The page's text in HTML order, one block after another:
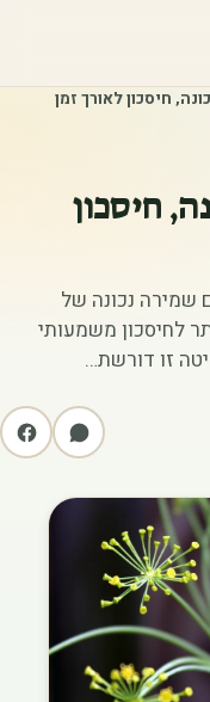
חיסכון לאורך זמן
חיסכון
שמירה נכונה של
לחיסכון משמעותי
זו דורשת…